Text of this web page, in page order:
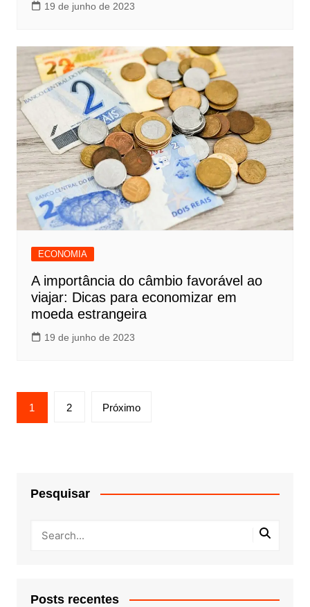
19 de junho de 2023
ECONOMIA
A importância do câmbio favorável ao
viajar: Dicas para economizar em
moeda estrangeira
19 de junho de 2023
Paginação
de
1 2 Próximo
Pesquisar
Posts recentes